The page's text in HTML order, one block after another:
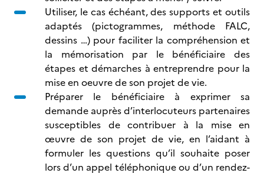
Utiliser, le cas échéant, des supports et outils
adaptés (pictogrammes, méthode FALC,
dessins …) pour faciliter la compréhension et
la mémorisation par le bénéficiaire des
étapes et démarches à entreprendre pour la
mise en oeuvre de son projet de vie.
Préparer le bénéficiaire à exprimer sa
demande auprès d’interlocuteurs partenaires
susceptibles de contribuer à la mise en
œuvre de son projet de vie, en l’aidant à
formuler les questions qu’il souhaite poser
lors d’un appel téléphonique ou d’un rendez-